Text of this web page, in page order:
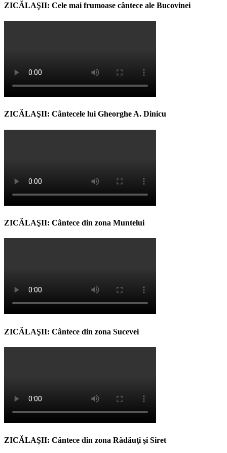
ZICĂLAŞII: Cele mai frumoase cântece ale Bucovinei
ZICĂLAŞII: Cântecele lui Gheorghe A. Dinicu
ZICĂLAŞII: Cântece din zona Muntelui
ZICĂLAŞII: Cântece din zona Sucevei
ZICĂLAŞII: Cântece din zona Rădăuţi şi Siret